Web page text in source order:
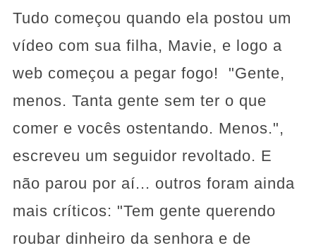
Tudo começou quando ela postou um
vídeo com sua filha, Mavie, e logo a
web começou a pegar fogo! "Gente,
menos. Tanta gente sem ter o que
comer e vocês ostentando. Menos.",
escreveu um seguidor revoltado. E
não parou por aí... outros foram ainda
mais críticos: "Tem gente querendo
roubar dinheiro da senhora e de